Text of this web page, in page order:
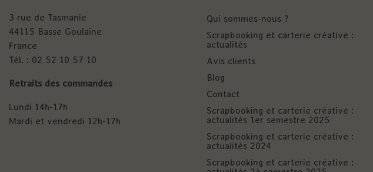
3 rue de Tasmanie
44115 Basse Goulaine
France
Tél. : 02 52 10 57 10
Retraits des commandes
Lundi 14h-17h
Mardi et vendredi 12h-17h
Qui sommes-nous ?
Scrapbooking et carterie créative :
actualités
Avis clients
Blog
Contact
Scrapbooking et carterie créative :
actualités 1er semestre 2025
Scrapbooking et carterie créative :
actualités 2024
Scrapbooking et carterie créative :